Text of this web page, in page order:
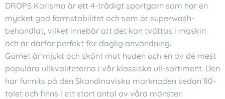
DROPS Karisma är ett 4-trådigt sportgarn som har en
mycket god formstabilitet och som är superwash-
behandlat, vilket innebär att det kan tvättas i maskin
och är därför perfekt för daglig användning.
Garnet är mjukt och skönt mot huden och en av de mest
populära ullkvaliteterna i vår klassiska ull-sortiment. Den
har funnits på den Skandinaviska marknaden sedan 80-
talet och finns i ett stort antal av våra mönster.